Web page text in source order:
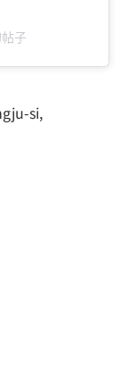
子
si,